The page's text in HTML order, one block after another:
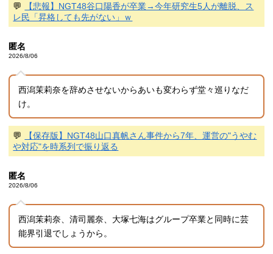
💬
【悲報】NGT48谷口陽香が卒業→今年研究生5人が離脱、ス
レ民「昇格しても先がない」ｗ
匿名
2026/8/06
西潟茉莉奈を辞めさせないからあいも変わらず堂々巡りなだ
け。
💬
【保存版】NGT48山口真帆さん事件から7年、運営の"うやむ
や対応"を時系列で振り返る
匿名
2026/8/06
西潟茉莉奈、清司麗奈、大塚七海はグループ卒業と同時に芸
能界引退でしょうから。